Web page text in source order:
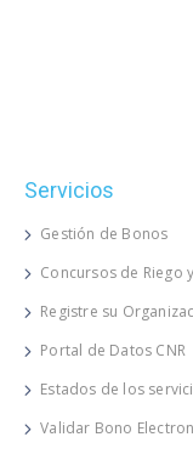
Servicios
Gestión de Bonos
Concursos de Riego
Registre su
Portal de Datos CNR
Estados de los
Validar Bono